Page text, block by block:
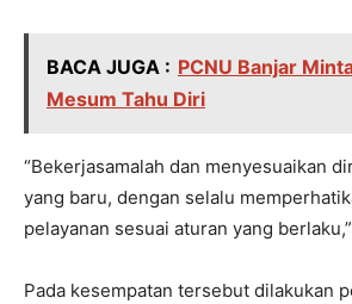
BACA JUGA : PCNU Banjar
Mesum Tahu Diri
“Bekerjasamalah dan menyesuaikan
yang baru, dengan selalu
pelayanan sesuai aturan yang
Pada kesempatan tersebut dilakukan